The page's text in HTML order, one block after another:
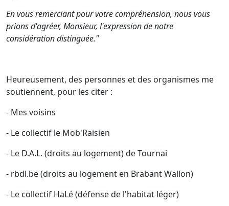
En vous remerciant pour votre compréhension, nous vous
prions d'agréer, Monsieur, l'expression de notre
considération distinguée."
Heureusement, des personnes et des organismes me
soutiennent, pour les citer :
- Mes voisins
- Le collectif le Mob'Raisien
- Le D.A.L. (droits au logement) de Tournai
- rbdl.be (droits au logement en Brabant Wallon)
- Le collectif HaLé (défense de l'habitat léger)